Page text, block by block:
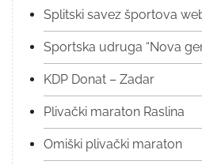
Splitski savez športova
Sportska udruga “Nova
KDP Donat – Zadar
Plivački maraton Raslina
Omiški plivački maraton